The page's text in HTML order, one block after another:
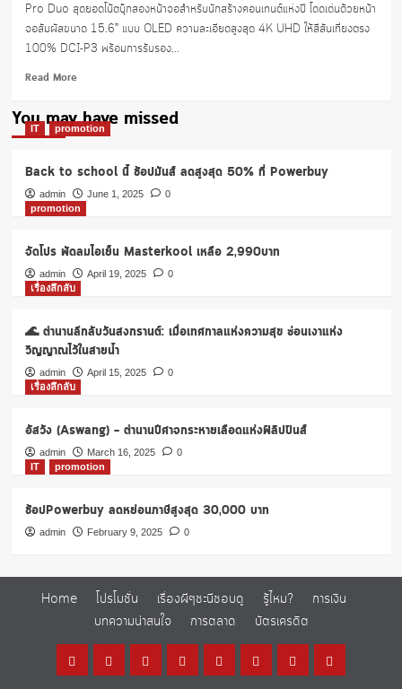
Pro Duo สุดยอดโน้ตบุ๊กสองหน้าจอสำหรับนักสร้างคอนเทนต์แห่งปี โดดเด่นด้วยหน้า
จอสัมผัสขนาด 15.6” แบบ OLED ความละเอียดสูงสุด 4K UHD ให้สีสันเที่ยงตรง
100% DCI-P3 พร้อมการรับรอง...
Read MoreRead
about
ASUS
“ทั้ง
ลด
ทั้ง
มอบ
สูงสุด
7,000
และ
ของ
แถม
จัด
เต็ม
มูลค่า
สูงสุด
5,580
You may have missed
IT promotion
Back to school นี้ ช้อปมันส์ ลดสูงสุด 50% ที่ Powerbuy
admin June 1, 2025
0
promotion
จัดโปร พัดลมไอเย็น Masterkool เหลือ 2,990บาท
admin April 19, 2025
0
เรื่องลึกลับ
🌊 ตำนานลึกลับวันสงกรานต์: เมื่อเทศกาลแห่งความสุข ซ่อนเงาแห่ง
วิญญาณไว้ในสายน้ำ
admin April 15, 2025
0
เรื่องลึกลับ
อัสวัง (Aswang) – ตำนานปีศาจกระหายเลือดแห่งฟิลิปปินส์
admin March 16, 2025
0
IT
promotion
ช้อปPowerbuy ลดหย่อนภาษีสูงสุด 30,000 บาท
admin February 9, 2025 0
Home โปรโมชั่น เรื่องผีๆชะนีชอบดู รู้ไหม?
การเงิน
บทความน่าสนใจ
การตลาด บัตรเครดิต
Home โปร เรื่อง รู้ การ บทความการ บัตร